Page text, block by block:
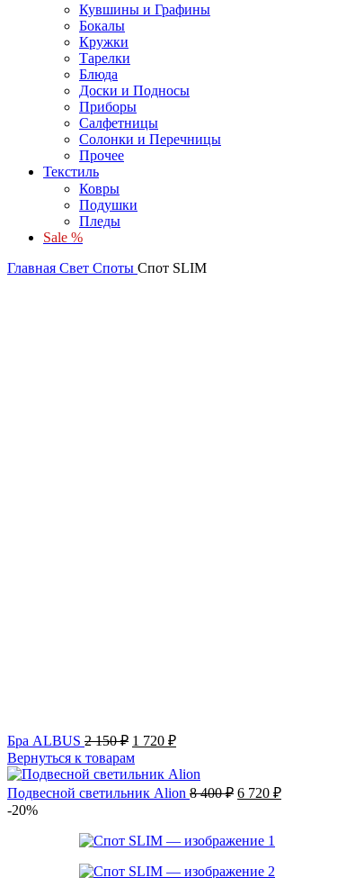
Кувшины и Графины
Бокалы
Кружки
Тарелки
Блюда
Доски и Подносы
Приборы
Салфетницы
Солонки и Перечницы
Прочее
Текстиль
Ковры
Подушки
Пледы
Sale %
Главная Свет Споты Спот SLIM
Бра ALBUS 2 150₽ 1 720 ₽
Вернуться к товарам
Подвесной светильник Alion 8 400₽ 6 720 ₽
-20%